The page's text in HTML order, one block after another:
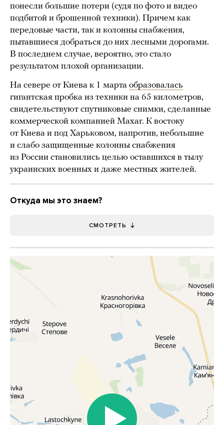
понесли большие потери (судя по фото и видео
подбитой и брошенной техники). Причем как
передовые части, так и колонны снабжения,
пытавшиеся добраться до них лесными дорогами.
В последнем случае, вероятно, это стало
результатом плохой организации.
На севере от Киева к 1 марта образовалась
гигантская пробка из техники на 65 километров,
свидетельствуют спутниковые снимки, сделанные
коммерческой компанией Maxar. К востоку
от Киева и под Харьковом, напротив, небольшие
и слабо защищенные колонны снабжения
из России становились целью оставшихся в тылу
украинских военных и даже местных жителей.
Откуда мы это знаем?
СМОТРЕТЬ